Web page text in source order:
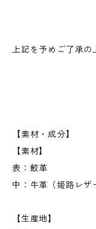
上記を予めご了承の
【素材・成分】
【素材】
表：鮫革
中：牛革（姫路レザ
【生産地】